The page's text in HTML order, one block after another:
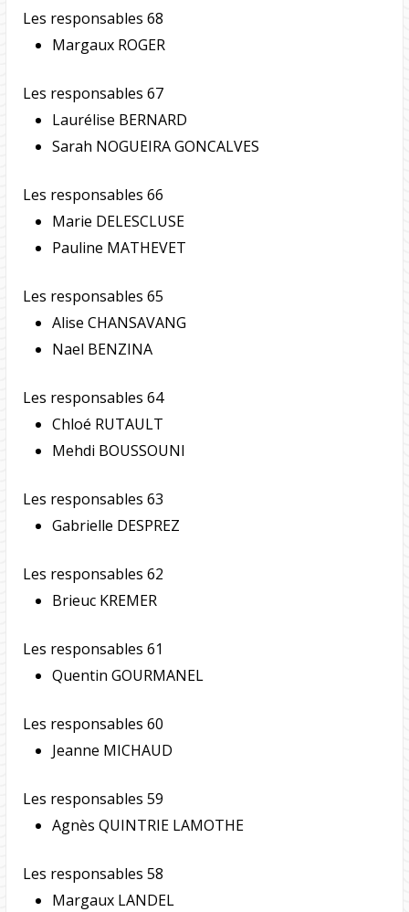
Les responsables 68
Margaux ROGER
Les responsables 67
Laurélise BERNARD
Sarah NOGUEIRA GONCALVES
Les responsables 66
Marie DELESCLUSE
Pauline MATHEVET
Les responsables 65
Alise CHANSAVANG
Nael BENZINA
Les responsables 64
Chloé RUTAULT
Mehdi BOUSSOUNI
Les responsables 63
Gabrielle DESPREZ
Les responsables 62
Brieuc KREMER
Les responsables 61
Quentin GOURMANEL
Les responsables 60
Jeanne MICHAUD
Les responsables 59
Agnès QUINTRIE LAMOTHE
Les responsables 58
Margaux LANDEL